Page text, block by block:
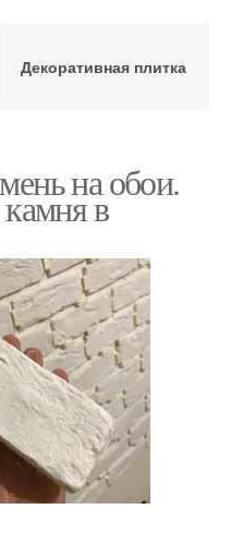
Декоративная плитка
на обои.
в